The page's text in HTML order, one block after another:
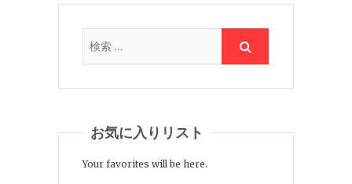
お気に入りリスト
Your favorites will be here.